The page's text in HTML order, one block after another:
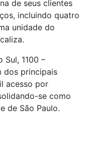
de seus clientes
incluindo quatro
unidade do
Sul, 1100 –
dos principais
acesso por
se como
de São Paulo.